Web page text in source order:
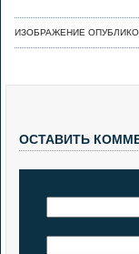
ИЗОБРАЖЕНИЕ
ОСТАВИТЬ